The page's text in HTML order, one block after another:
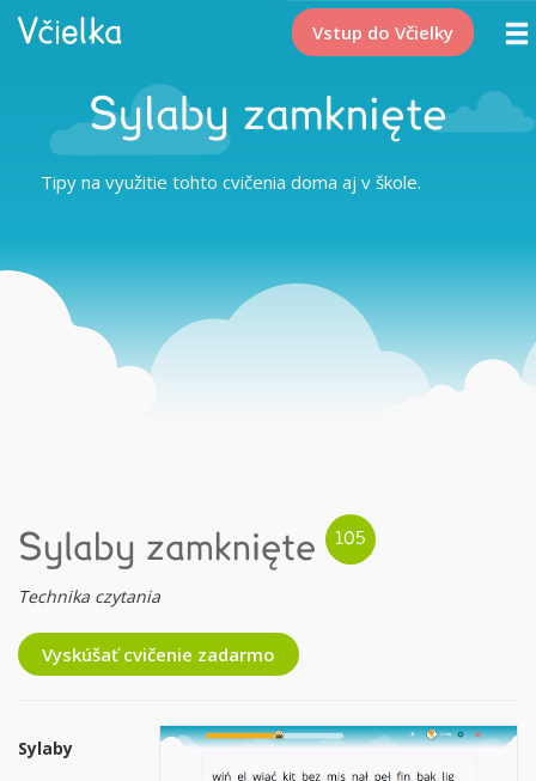
Vstup do Včielky
Sylaby zamknięte
Tipy na využitie tohto cvičenia doma aj v škole.
Sylaby zamknięte
Technika czytania
Vyskúšať cvičenie zadarmo
Sylaby